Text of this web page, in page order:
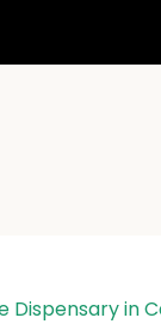
Dispensary in